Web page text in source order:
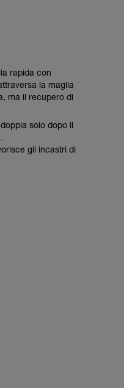
rapida con
la maglia
ma il recupero di
solo dopo il
gli incastri di